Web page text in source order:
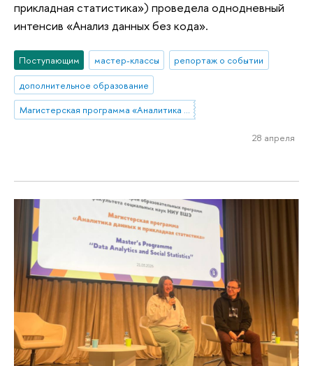
прикладная статистика») проведела однодневный
интенсив «Анализ данных без кода».
Поступающим мастер-классы
репортаж о событии
дополнительное образование
Магистерская программа «Аналитика данных и прикладная статистика / Data Analytics and Social Statistics»
28 апреля